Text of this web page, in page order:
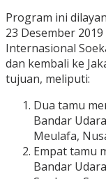
Program ini
23 Desember
Internasional
dan kembali ke
tujuan, meliputi:
Dua tamu
Bandar
Meulafa,
Empat tamu
Bandar